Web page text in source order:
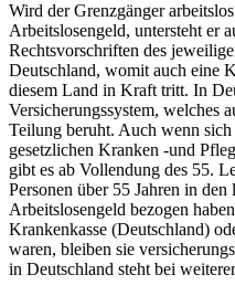
Wird der Grenzgänger
Arbeitslosengeld, untersteht er
Rechtsvorschriften des
Deutschland, womit auch eine
diesem Land in Kraft tritt. In
Versicherungssystem, welches
Teilung beruht. Auch wenn
gesetzlichen Kranken -und
gibt es ab Vollendung des 55.
Personen über 55 Jahren in den
Arbeitslosengeld bezogen
Krankenkasse (Deutschland)
waren, bleiben sie
in Deutschland steht bei